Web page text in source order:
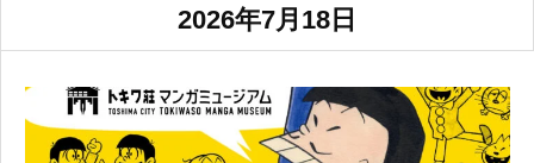
2026年7月18日